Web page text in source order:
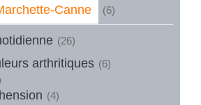
Canne (6)
(26)
arthritiques (6)
(4)